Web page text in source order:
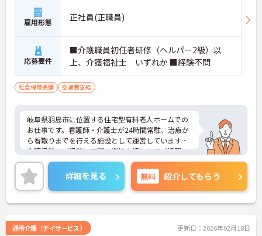
雇用形態 正社員(正職員)
応募要件
■介護職員初任者研修（ヘルパー2級）以
上、介護福祉士 いずれか ■経験不問
社会保険完備 交通費支給
岐阜県羽島市に位置する住宅型有料老人ホームでの
お仕事です。看護師・介護士が24時間常駐、治療か
ら看取りまでを行える施設として運営しています。
介護経験のご経験は不問！資格を活かしてご活躍い
ただけます。ご興味のある方には、面接対策ポイン
トなど、さらに詳細をお話しいたしますのでお気軽
にご相談ください！
詳細を見る 無料 紹介してもらう
通所介護（デイサービス） 更新日：2026年02月18日